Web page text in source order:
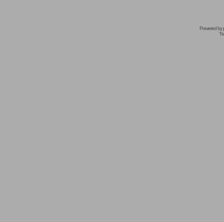
Powered by